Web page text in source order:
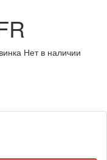
Нет в наличии